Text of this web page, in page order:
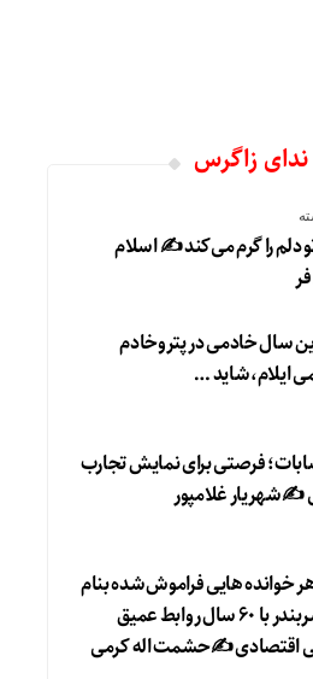
زاگرس
دلم را گرم می‌کند ✍️ اسلام
سال خادمی در پتروخادم
ایلام، شاید …
فرصتی برای نمایش تجارب
✍ شهریار غلامپور
خوانده هایی فراموش شده بنام
بدره و سربندر با ۶۰ سال روابط عمیق
اقتصادی ✍حشمت اله کرمی